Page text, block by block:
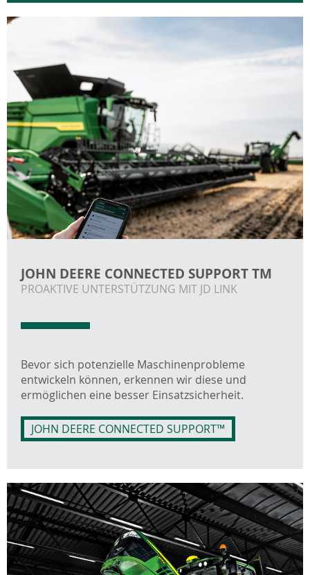
JOHN DEERE CONNECTED SUPPORT TM
PROAKTIVE UNTERSTÜTZUNG MIT JD LINK
Bevor sich potenzielle Maschinenprobleme
entwickeln können, erkennen wir diese und
ermöglichen eine besser Einsatzsicherheit.
JOHN DEERE CONNECTED SUPPORT™